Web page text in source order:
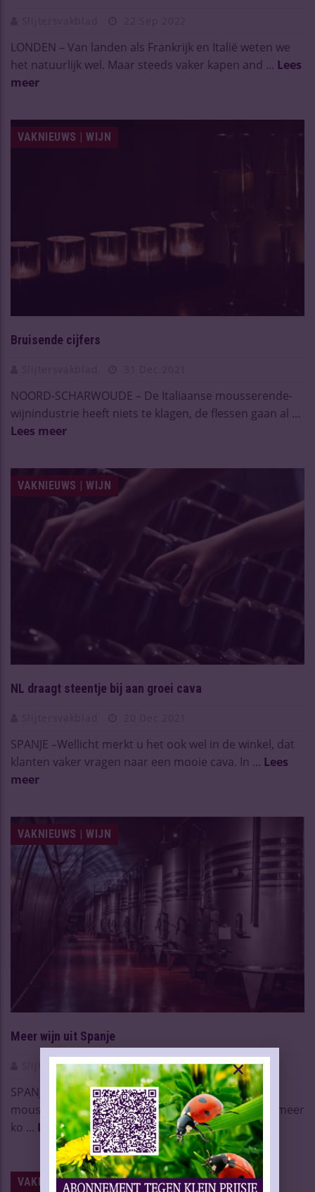
LONDEN – Van landen als Frankrijk en Italië weten we
het natuurlijk wel. Maar steeds vaker kapen and ... Lees
meer
VAKNIEUWS | WIJN
Bruisende cijfers
NOORD-SCHARWOUDE – De Italiaanse mousserende-
wijnindustrie heeft niets te klagen, de flessen gaan al ...
Lees meer
VAKNIEUWS | WIJN
NL draagt steentje bij aan groei cava
SPANJE –Wellicht merkt u het ook wel in de winkel, dat
klanten vaker vragen naar een mooie cava. In ... Lees
meer
VAKNIEUWS | WIJN
Meer wijn uit Spanje
Slijtersvakblad 18 Okt 2021
SPANJE/NEDERLAND – Nederland importeert meer
mousserende wijn uit Spanje, en het mag ook wat meer
ko ... Lees meer
VAKNIEUWS | WIJN